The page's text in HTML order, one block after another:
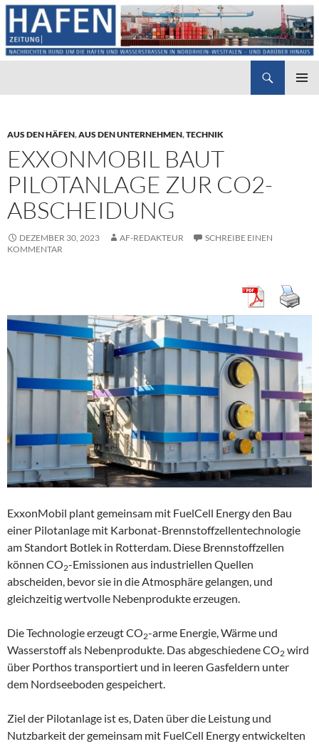
AUS DEN HÄFEN,AUS DEN UNTERNEHMEN,TECHNIK
EXXONMOBIL BAUT
PILOTANLAGE ZUR CO2-
ABSCHEIDUNG
DEZEMBER 30, 2023 AF-REDAKTEUR
SCHREIBE EINEN
KOMMENTAR
ExxonMobil plant gemeinsam mit FuelCell Energy den Bau
einer Pilotanlage mit Karbonat-Brennstoffzellentechnologie
am Standort Botlek in Rotterdam. Diese Brennstoffzellen
können CO2-Emissionen aus industriellen Quellen
abscheiden, bevor sie in die Atmosphäre gelangen, und
gleichzeitig wertvolle Nebenprodukte erzeugen.
Die Technologie erzeugt CO2-arme Energie, Wärme und
Wasserstoff als Nebenprodukte. Das abgeschiedene CO2 wird
über Porthos transportiert und in leeren Gasfeldern unter
dem Nordseeboden gespeichert.
Ziel der Pilotanlage ist es, Daten über die Leistung und
Nutzbarkeit der gemeinsam mit FuelCell Energy entwickelten